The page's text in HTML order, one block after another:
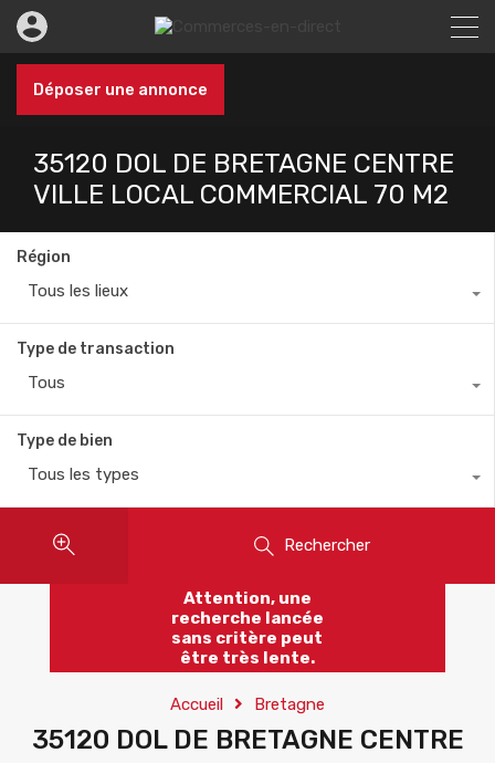
Déposer une annonce
35120 DOL DE BRETAGNE CENTRE
VILLE LOCAL COMMERCIAL 70 M2
Région
Tous les lieux
Type de transaction
Tous
Type de bien
Tous les types
Rechercher
Attention, une
recherche lancée
sans critère peut
être très lente.
Accueil Bretagne
35120 DOL DE BRETAGNE CENTRE